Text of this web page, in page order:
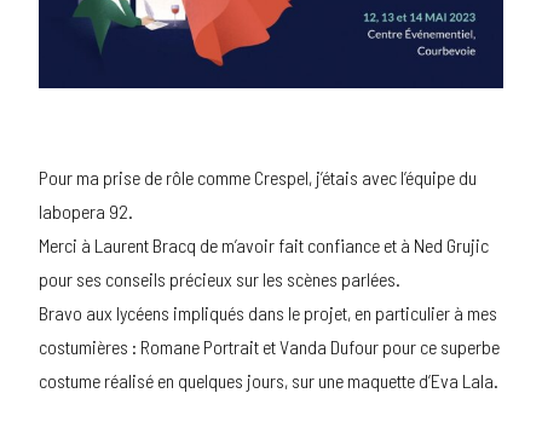
Pour ma prise de rôle comme Crespel, j’étais avec l’équipe du
labopera 92.
Merci à Laurent Bracq de m’avoir fait confiance et à Ned Grujic
pour ses conseils précieux sur les scènes parlées.
Bravo aux lycéens impliqués dans le projet, en particulier à mes
costumières : Romane Portrait et Vanda Dufour pour ce superbe
costume réalisé en quelques jours, sur une maquette d’Eva Lala.